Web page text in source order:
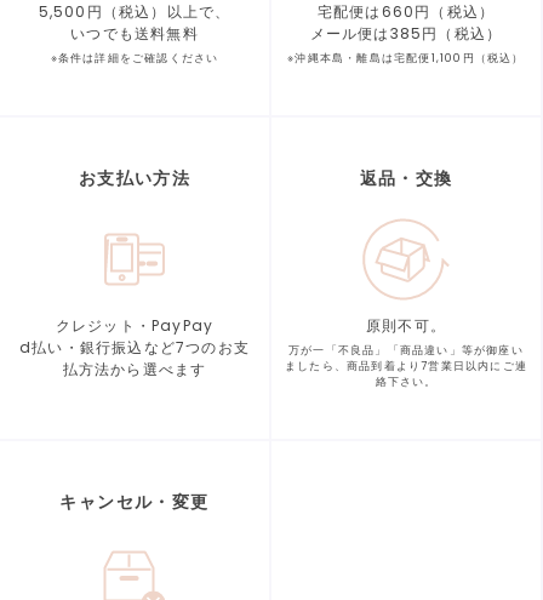
5,500円（税込）以上で、
いつでも送料無料
※条件は詳細をご確認ください
宅配便は660円（税込）
メール便は385円（税込）
※沖縄本島・離島は宅配便1,100円（税込）
お支払い方法
クレジット・PayPay
d払い・銀行振込など7つのお支
払方法から選べます
返品・交換
原則不可。
万が一「不良品」「商品違い」等が御座い
ましたら、商品到着より7営業日以内にご連
絡下さい。
キャンセル・変更